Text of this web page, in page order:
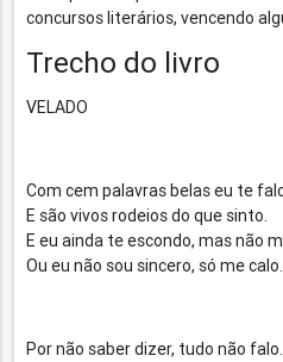
concursos literários, vencendo
Trecho do livro
VELADO
Com cem palavras belas eu te
E são vivos rodeios do que sinto.
E eu ainda te escondo, mas não
Ou eu não sou sincero, só me calo.
Por não saber dizer, tudo não falo.